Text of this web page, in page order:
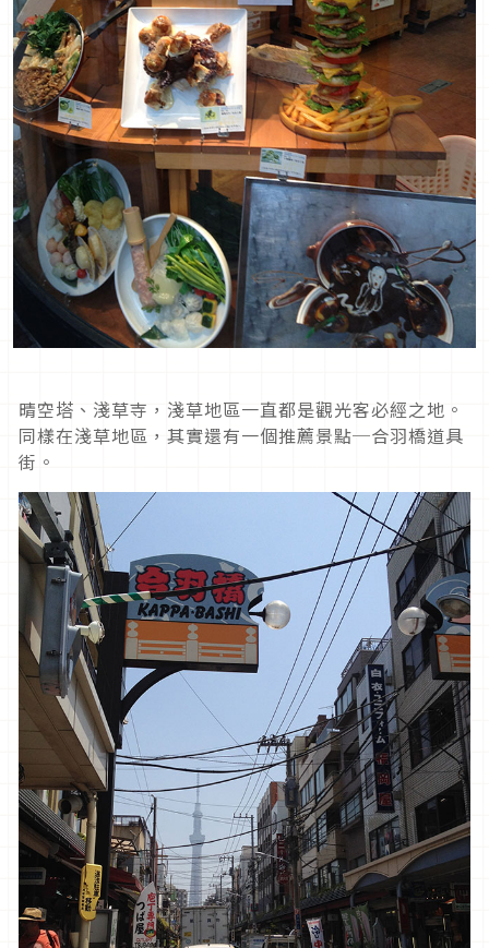
晴空塔、淺草寺，淺草地區一直都是觀光客必經之地。
同樣在淺草地區，其實還有一個推薦景點─合羽橋道具
街。